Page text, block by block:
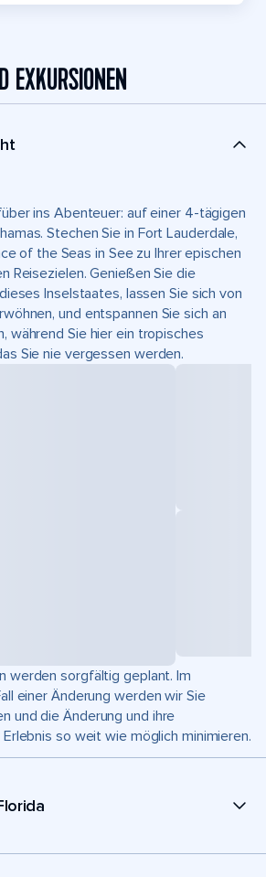
EXKURSIONEN
ins Abenteuer: auf einer 4-tägigen
Stechen Sie in Fort Lauderdale,
of the Seas in See zu Ihrer epischen
Reisezielen. Genießen Sie die
Inselstaates, lassen Sie sich von
und entspannen Sie sich an
während Sie hier ein tropisches
Sie nie vergessen werden.
werden sorgfältig geplant. Im
einer Änderung werden wir Sie
und die Änderung und ihre
so weit wie möglich minimieren.